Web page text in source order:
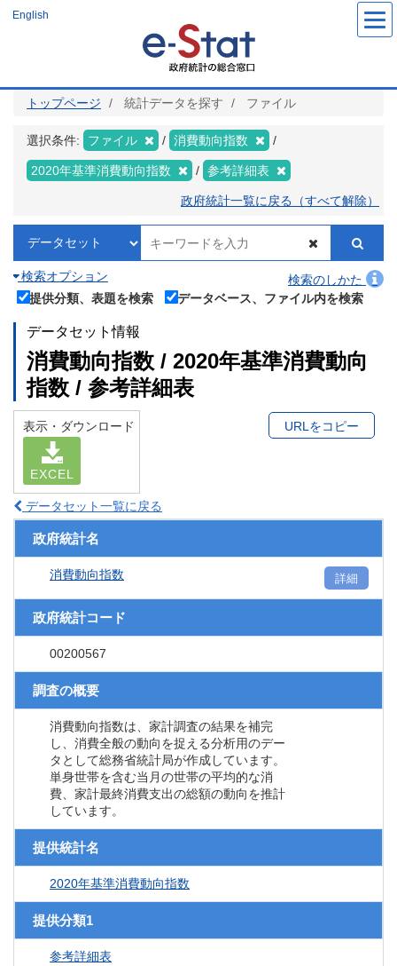
ツ
English
トップページ 統計データを探す ファイル
選択条件: ファイル 消費動向指数
2020年基準消費動向指数 参考詳細表
政府統計一覧に戻る（すべて解除）
検索オプション
検索のしかた
提供分類、表題を検索
データベース、ファイル内を検索
データセット情報
消費動向指数 / 2020年基準消費動向
指数 / 参考詳細表
表示・ダウンロード
EXCEL
URLをコピー
データセット一覧に戻る
政府統計名
消費動向指数 詳細
政府統計コード
00200567
調査の概要
消費動向指数は、家計調査の結果を補完
し、消費全般の動向を捉える分析用のデー
タとして総務省統計局が作成しています。
単身世帯を含む当月の世帯の平均的な消
費、家計最終消費支出の総額の動向を推計
しています。
提供統計名
2020年基準消費動向指数
提供分類1
参考詳細表